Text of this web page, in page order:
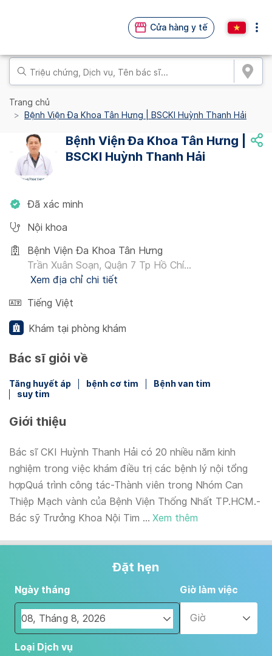
Cửa hàng y tế
Trang chủ
Bệnh Viện Đa Khoa Tân Hưng | BSCKI Huỳnh Thanh Hải
Bệnh Viện Đa Khoa Tân Hưng |
BSCKI Huỳnh Thanh Hải
Đã xác minh
Nội khoa
Bệnh Viện Đa Khoa Tân Hưng
Trần Xuân Soạn, Quận 7 Tp Hồ Chí...
Xem địa chỉ chi tiết
Tiếng Việt
Khám tại phòng khám
Bác sĩ giỏi về
Tăng huyết áp bệnh cơ tim
Bệnh van tim
suy tim
Giới thiệu
Bác sĩ CKI Huỳnh Thanh Hải có 20 nhiều năm kinh
nghiệm trong việc khám điều trị các bệnh lý nội tổng
hợpQuá trình công tác-Thành viên trong Nhóm Can
Thiệp Mạch vành của Bệnh Viện Thống Nhất TP.HCM.-
Bác sỹ Trưởng Khoa Nội Tim ... Xem thêm
Đặt hẹn
Ngày tháng
Navigate
forward
Giờ làm việc
Giờ
Loại Dịch vụ